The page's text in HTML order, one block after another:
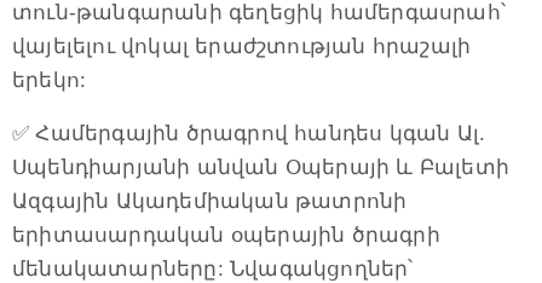
տուն-թանգարանի գեղեցիկ համերգասրահ՝
վայելելու վոկալ երաժշտության հրաշալի
երեկո:
✅ Համերգային ծրագրով հանդես կգան Ալ.
Սպենդիարյանի անվան Օպերայի և Բալետի
Ազգային Ակադեմիական թատրոնի
երիտասարդական օպերային ծրագրի
մենակատարները: Նվագակցողներ՝